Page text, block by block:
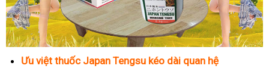
Ưu việt thuốc Japan Tengsu kéo dài quan hệ